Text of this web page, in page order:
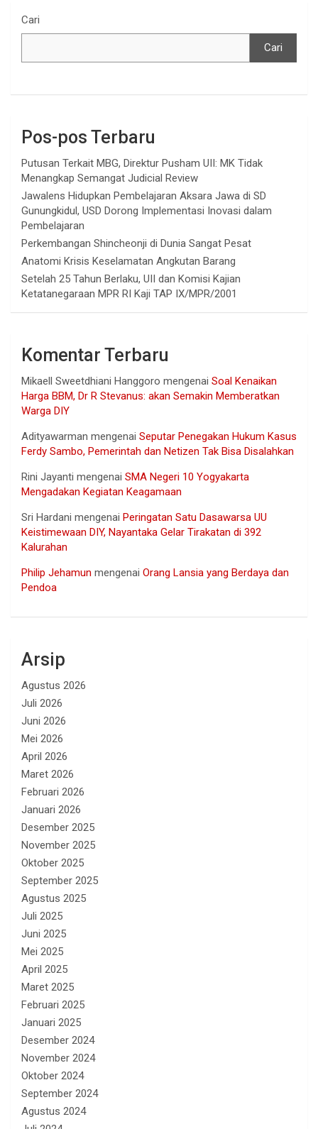
Cari
Cari
Pos-pos Terbaru
Putusan Terkait MBG, Direktur Pusham UII: MK Tidak
Menangkap Semangat Judicial Review
Jawalens Hidupkan Pembelajaran Aksara Jawa di SD
Gunungkidul, USD Dorong Implementasi Inovasi dalam
Pembelajaran
Perkembangan Shincheonji di Dunia Sangat Pesat
Anatomi Krisis Keselamatan Angkutan Barang
Setelah 25 Tahun Berlaku, UII dan Komisi Kajian
Ketatanegaraan MPR RI Kaji TAP IX/MPR/2001
Komentar Terbaru
Mikaell Sweetdhiani Hanggoro mengenai Soal Kenaikan
Harga BBM, Dr R Stevanus: akan Semakin Memberatkan
Warga DIY
Adityawarman mengenai Seputar Penegakan Hukum Kasus
Ferdy Sambo, Pemerintah dan Netizen Tak Bisa Disalahkan
Rini Jayanti mengenai SMA Negeri 10 Yogyakarta
Mengadakan Kegiatan Keagamaan
Sri Hardani mengenai Peringatan Satu Dasawarsa UU
Keistimewaan DIY, Nayantaka Gelar Tirakatan di 392
Kalurahan
Philip Jehamun mengenai Orang Lansia yang Berdaya dan
Pendoa
Arsip
Agustus 2026
Juli 2026
Juni 2026
Mei 2026
April 2026
Maret 2026
Februari 2026
Januari 2026
Desember 2025
November 2025
Oktober 2025
September 2025
Agustus 2025
Juli 2025
Juni 2025
Mei 2025
April 2025
Maret 2025
Februari 2025
Januari 2025
Desember 2024
November 2024
Oktober 2024
September 2024
Agustus 2024